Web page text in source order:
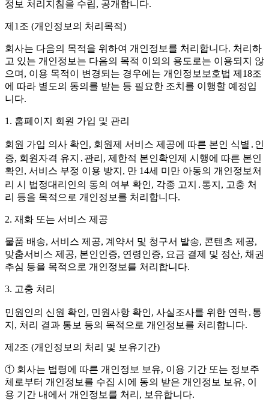
정보 처리지침을 수립, 공개합니다.
제1조 (개인정보의 처리목적)
회사는 다음의 목적을 위하여 개인정보를 처리합니다. 처리하
고 있는 개인정보는 다음의 목적 이외의 용도로는 이용되지 않
으며, 이용 목적이 변경되는 경우에는 개인정보보호법 제18조
에 따라 별도의 동의를 받는 등 필요한 조치를 이행할 예정입
니다.
1. 홈페이지 회원 가입 및 관리
회원 가입 의사 확인, 회원제 서비스 제공에 따른 본인 식별․인
증, 회원자격 유지․관리, 제한적 본인확인제 시행에 따른 본인
확인, 서비스 부정 이용 방지, 만 14세 미만 아동의 개인정보처
리 시 법정대리인의 동의 여부 확인, 각종 고지․통지, 고충 처
리 등을 목적으로 개인정보를 처리합니다.
2. 재화 또는 서비스 제공
물품 배송, 서비스 제공, 계약서 및 청구서 발송, 콘텐츠 제공,
맞춤서비스 제공, 본인인증, 연령인증, 요금 결제 및 정산, 채권
추심 등을 목적으로 개인정보를 처리합니다.
3. 고충 처리
민원인의 신원 확인, 민원사항 확인, 사실조사를 위한 연락․통
지, 처리 결과 통보 등의 목적으로 개인정보를 처리합니다.
제2조 (개인정보의 처리 및 보유기간)
① 회사는 법령에 따른 개인정보 보유, 이용 기간 또는 정보주
체로부터 개인정보를 수집 시에 동의 받은 개인정보 보유, 이
용 기간 내에서 개인정보를 처리, 보유합니다.